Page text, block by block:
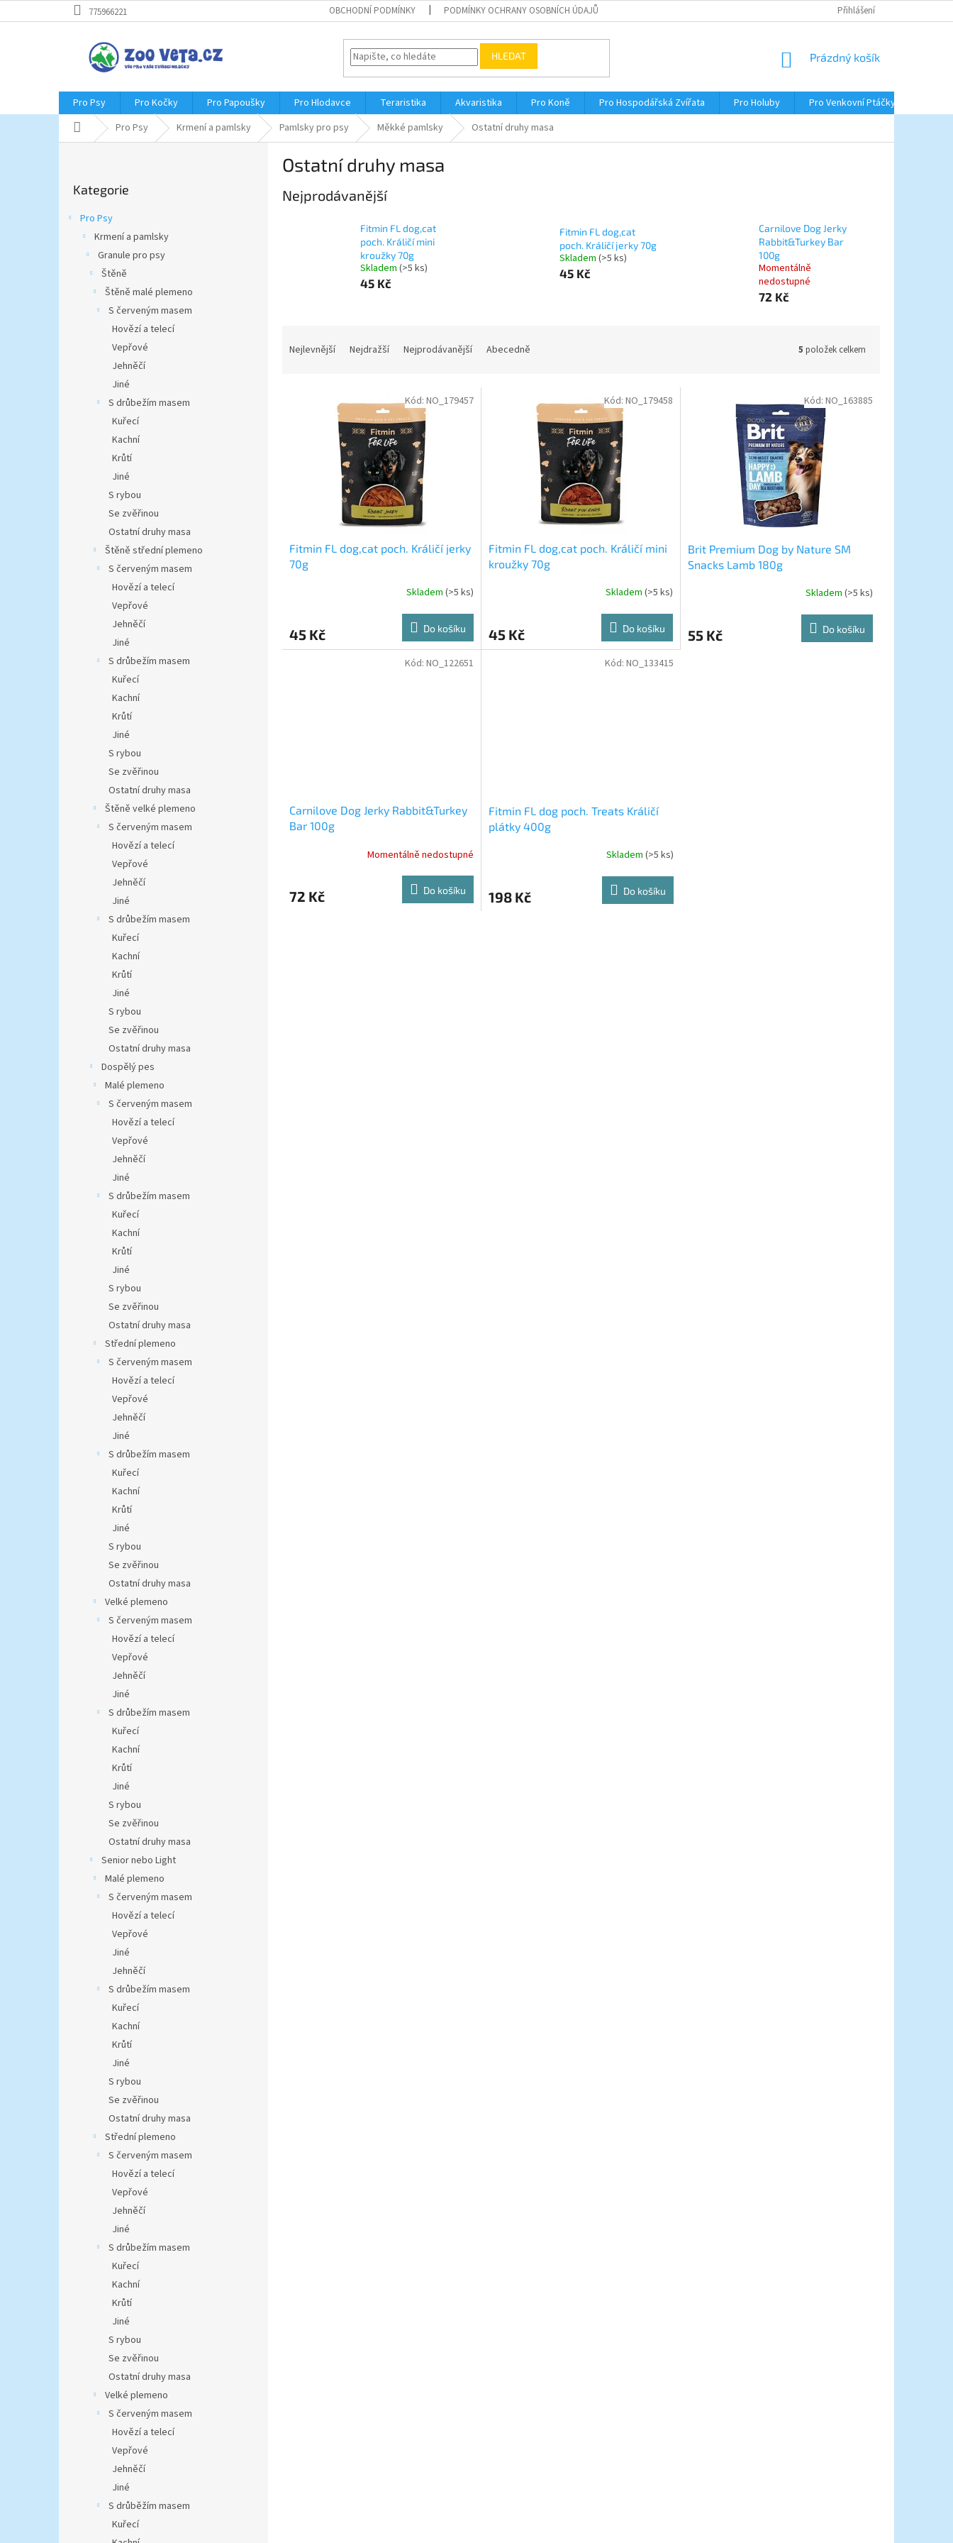
na
775966221 OBCHODNÍ PODMÍNKY PODMÍNKY OCHRANY OSOBNÍCH ÚDAJŮ Přihlášení
HLEDAT
NÁKUPNÍ
Prázdný košík
Pro Psy Pro Kočky Pro Papoušky Pro Hlodavce Teraristika Akvaristika Pro Koně Pro Hospodářská Zvířata Pro Holuby Pro Venkovní Ptáčky
Domů Pro Psy Krmení a pamlsky Pamlsky pro psy Měkké pamlsky Ostatní druhy masa
kategorie
Kategorie
Pro Psy
Krmení a pamlsky
Granule pro psy
Štěně
Štěně malé plemeno
S červeným masem
Hovězí a telecí
Vepřové
Jehněčí
Jiné
S drůbežím masem
Kuřecí
Kachní
Krůtí
Jiné
S rybou
Se zvěřinou
Ostatní druhy masa
Štěně střední plemeno
S červeným masem
Hovězí a telecí
Vepřové
Jehněčí
Jiné
S drůbežím masem
Kuřecí
Kachní
Krůtí
Jiné
S rybou
Se zvěřinou
Ostatní druhy masa
Štěně velké plemeno
S červeným masem
Hovězí a telecí
Vepřové
Jehněčí
Jiné
S drůbežím masem
Kuřecí
Kachní
Krůtí
Jiné
S rybou
Se zvěřinou
Ostatní druhy masa
Dospělý pes
Malé plemeno
S červeným masem
Hovězí a telecí
Vepřové
Jehněčí
Jiné
S drůbežím masem
Kuřecí
Kachní
Krůtí
Jiné
S rybou
Se zvěřinou
Ostatní druhy masa
Střední plemeno
S červeným masem
Hovězí a telecí
Vepřové
Jehněčí
Jiné
S drůbežím masem
Kuřecí
Kachní
Krůtí
Jiné
S rybou
Se zvěřinou
Ostatní druhy masa
Velké plemeno
S červeným masem
Hovězí a telecí
Vepřové
Jehněčí
Jiné
S drůbežím masem
Kuřecí
Kachní
Krůtí
Jiné
S rybou
Se zvěřinou
Ostatní druhy masa
Senior nebo Light
Malé plemeno
S červeným masem
Hovězí a telecí
Vepřové
Jiné
Jehněčí
S drůbežím masem
Kuřecí
Kachní
Krůtí
Jiné
S rybou
Se zvěřinou
Ostatní druhy masa
Střední plemeno
S červeným masem
Hovězí a telecí
Vepřové
Jehněčí
Jiné
S drůbežím masem
Kuřecí
Kachní
Krůtí
Jiné
S rybou
Se zvěřinou
Ostatní druhy masa
Velké plemeno
S červeným masem
Hovězí a telecí
Vepřové
Jehněčí
Jiné
S drůběžím masem
Kuřecí
Ostatní druhy masa
Nejprodávanější
Fitmin FL dog,cat
poch. Králičí mini
kroužky 70g
Skladem (>5 ks)
45 Kč
Fitmin FL dog,cat
poch. Králičí jerky 70g
Skladem (>5 ks)
45 Kč
Carnilove Dog Jerky
Rabbit&Turkey Bar
100g
Momentálně
nedostupné
72 Kč
Nejlevnější Nejdražší Nejprodávanější Abecedně 5 položek celkem
Fitmin FL dog,cat poch. Králičí jerky
70g
Skladem (>5 ks)
45 Kč Do košíku
Kód: NO_179457
Fitmin FL dog,cat poch. Králičí mini
kroužky 70g
Skladem (>5 ks)
45 Kč Do košíku
Kód: NO_179458
Brit Premium Dog by Nature SM
Snacks Lamb 180g
Skladem (>5 ks)
55 Kč Do košíku
Kód: NO_163885
Carnilove Dog Jerky Rabbit&Turkey
Bar 100g
Momentálně nedostupné
72 Kč Do košíku
Kód: NO_122651
Fitmin FL dog poch. Treats Králičí
plátky 400g
Skladem (>5 ks)
198 Kč Do košíku
Kód: NO_133415